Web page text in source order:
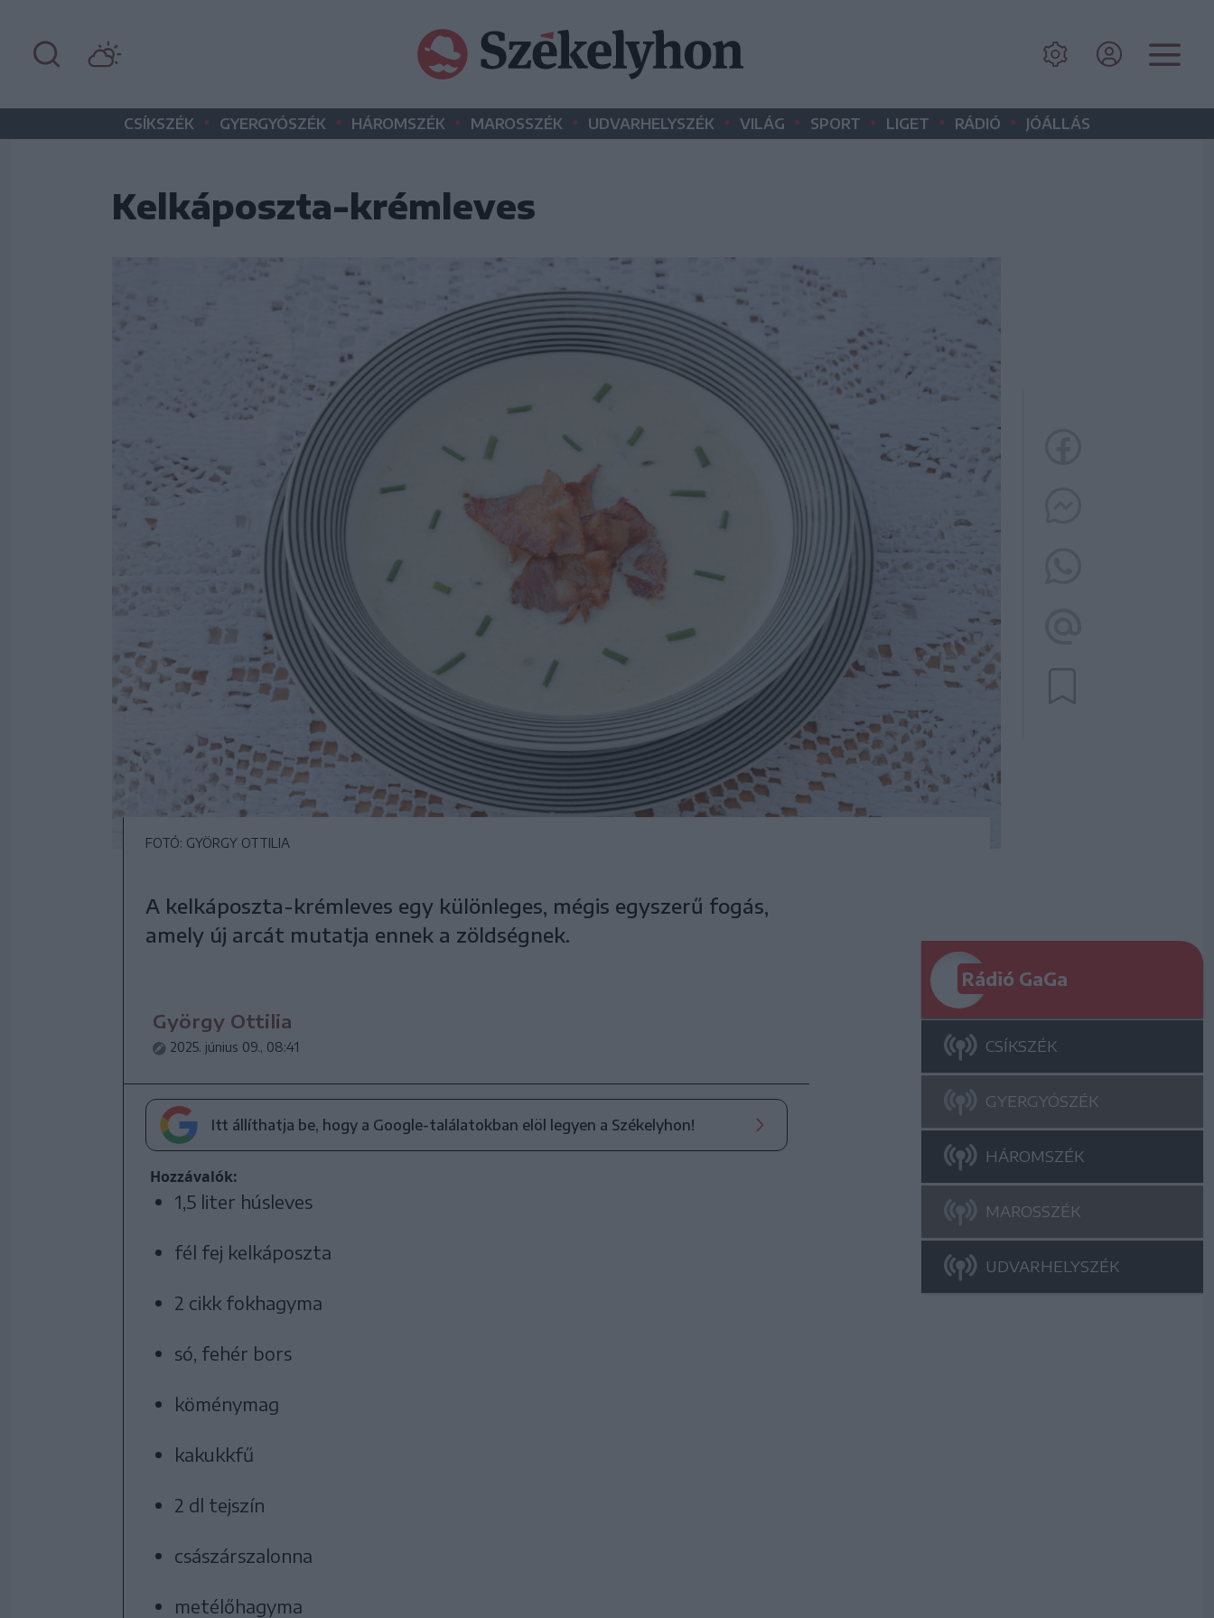
CSÍKSZÉK • GYERGYÓSZÉK • HÁROMSZÉK • MAROSSZÉK • UDVARHELYSZÉK • VILÁG • SPORT • LIGET • RÁDIÓ • JÓÁLLÁS
Kelkáposzta-krémleves
FOTÓ: GYÖRGY OTTILIA
A kelkáposzta-krémleves egy különleges, mégis egyszerű fogás,
amely új arcát mutatja ennek a zöldségnek.
György Ottilia
2025. június 09., 08:41
Itt állíthatja be, hogy a Google-találatokban elöl legyen a Székelyhon!
Hozzávalók:
1,5 liter húsleves
fél fej kelkáposzta
2 cikk fokhagyma
só, fehér bors
köménymag
kakukkfű
2 dl tejszín
császárszalonna
metélőhagyma
Rádió GaGa
CSÍKSZÉK
GYERGYÓSZÉK
HÁROMSZÉK
MAROSSZÉK
UDVARHELYSZÉK